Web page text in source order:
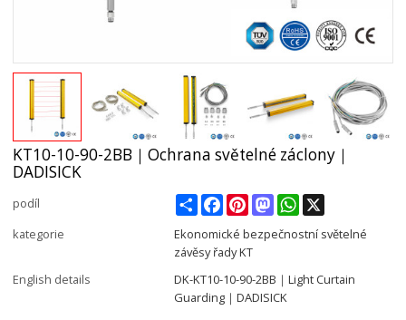
KT10-10-90-2BB｜Ochrana světelné záclony｜
DADISICK
podíl ShareFacebookPinterestMastodonWhatsApp
kategorie
Ekonomické bezpečnostní světelné
závěsy řady KT
English details
DK-KT10-10-90-2BB｜Light Curtain
Guarding｜DADISICK